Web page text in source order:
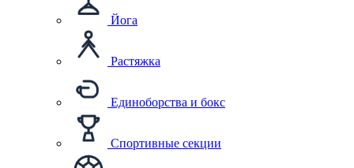
Йога
Растяжка
Единоборства и бокс
Спортивные секции